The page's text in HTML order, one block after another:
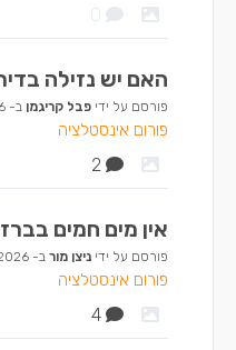
0
האם יש נזילה
פורסם על ידי פבל קריגמן ב-
פורום אינסטלציה
2
אין מים חמים
פורסם על ידי ניצן מור ב-
פורום אינסטלציה
4